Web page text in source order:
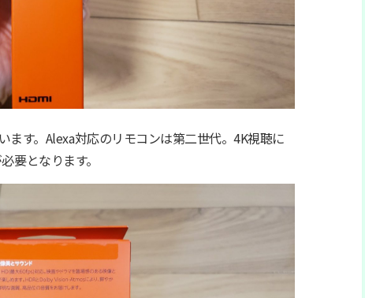
す。Alexa対応のリモコンは第二世代。4K視聴に
要となります。